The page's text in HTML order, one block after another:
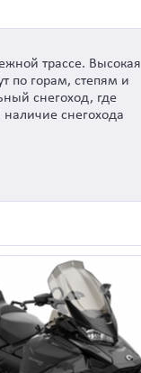
трассе. Высокая
по горам, степям и
снегоход, где
снегохода